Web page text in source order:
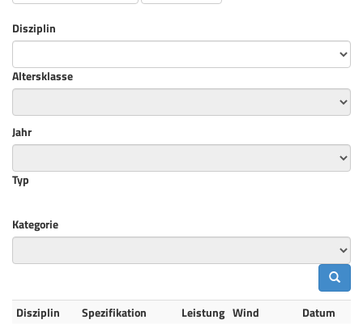
Disziplin
Altersklasse
Jahr
Typ
Kategorie
Disziplin Spezifikation Leistung Wind
Datum